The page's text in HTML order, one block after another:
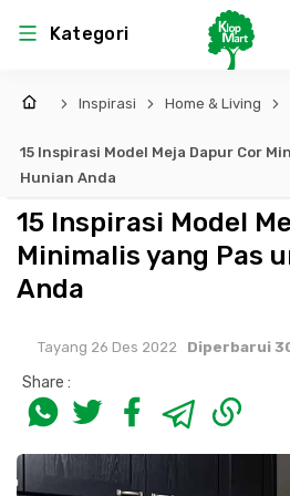
Kategori
Arsitektur
Lem
Pintu, Jendela &
Cat dan Pelapis
Struktural
Produk K3
Bekisting
Besi Beton &
MEP
Sistem Elektro
Sistem Pemipaan
Peralatan
Interior
Landscape
Inspirasi Home & Living
15 Inspirasi Model Meja Dapur Cor
Hunian Anda
15 Inspirasi Model
Minimalis yang Pas
Anda
Tayang 26 Des 2022 Diperbarui
Share :